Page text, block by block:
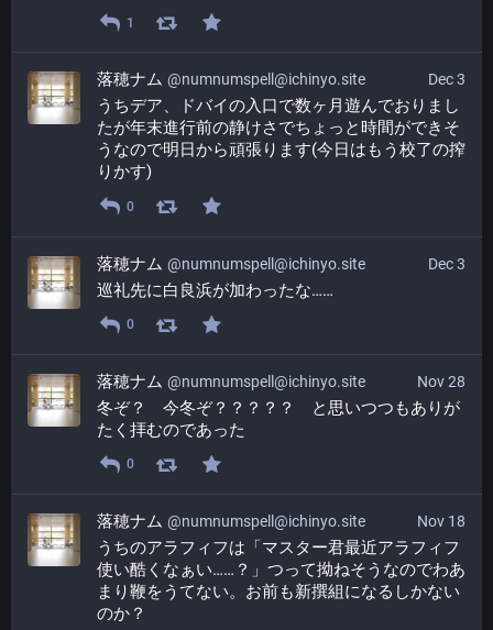
1
Dec 3
落穂ナム @numnumspell@ichinyo.site
うちデア、ドバイの入口で数ヶ月遊んでおりまし
たが年末進行前の静けさでちょっと時間ができそ
うなので明日から頑張ります(今日はもう校了の搾
りかす)
0
Dec 3
落穂ナム @numnumspell@ichinyo.site
巡礼先に白良浜が加わったな……
0
Nov 28
落穂ナム @numnumspell@ichinyo.site
冬ぞ？　今冬ぞ？？？？？　と思いつつもありが
たく拝むのであった
0
Nov 18
落穂ナム @numnumspell@ichinyo.site
うちのアラフィフは「マスター君最近アラフィフ
使い酷くなぁい……？」つって拗ねそうなのでわあ
まり鞭をうてない。お前も新撰組になるしかない
のか？